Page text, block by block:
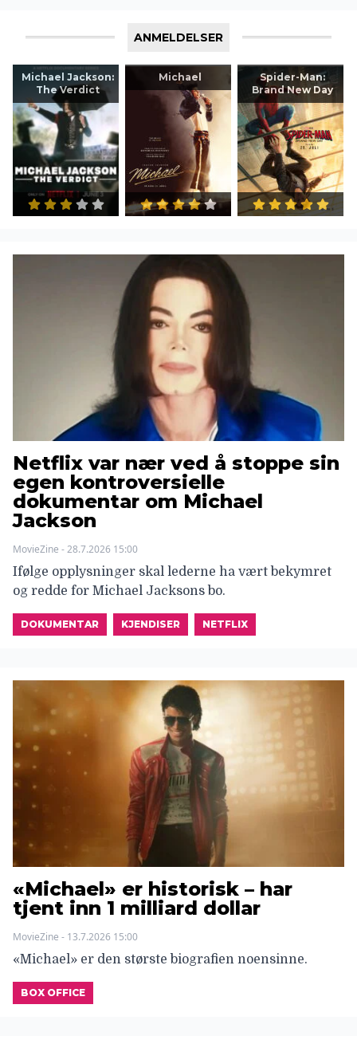
ANMELDELSER
Michael Jackson:
The Verdict
Michael
Spider-Man:
Brand New Day
Netflix var nær ved å stoppe sin
egen kontroversielle
dokumentar om Michael
Jackson
MovieZine - 28.7.2026 15:00
Ifølge opplysninger skal lederne ha vært bekymret
og redde for Michael Jacksons bo.
DOKUMENTAR KJENDISER NETFLIX
«Michael» er historisk – har
tjent inn 1 milliard dollar
MovieZine - 13.7.2026 15:00
«Michael» er den største biografien noensinne.
BOX OFFICE